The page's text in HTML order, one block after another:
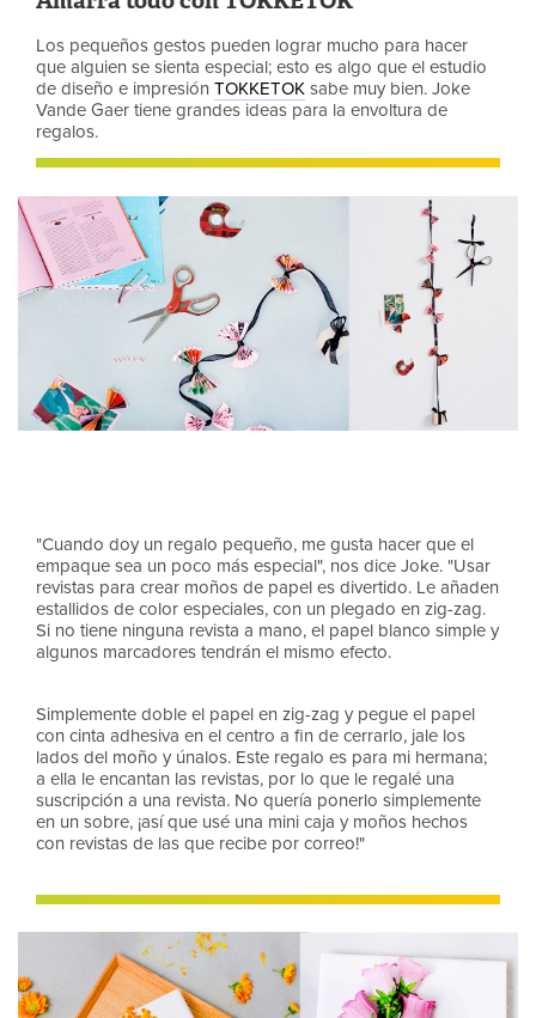
Los pequeños gestos pueden lograr mucho para hacer
que alguien se sienta especial; esto es algo que el estudio
de diseño e impresión TOKKETOK sabe muy bien. Joke
Vande Gaer tiene grandes ideas para la envoltura de
regalos.
"Cuando doy un regalo pequeño, me gusta hacer que el
empaque sea un poco más especial", nos dice Joke. "Usar
revistas para crear moños de papel es divertido. Le añaden
estallidos de color especiales, con un plegado en zig-zag.
Si no tiene ninguna revista a mano, el papel blanco simple y
algunos marcadores tendrán el mismo efecto.
Simplemente doble el papel en zig-zag y pegue el papel
con cinta adhesiva en el centro a fin de cerrarlo, jale los
lados del moño y únalos. Este regalo es para mi hermana;
a ella le encantan las revistas, por lo que le regalé una
suscripción a una revista. No quería ponerlo simplemente
en un sobre, ¡así que usé una mini caja y moños hechos
con revistas de las que recibe por correo!"